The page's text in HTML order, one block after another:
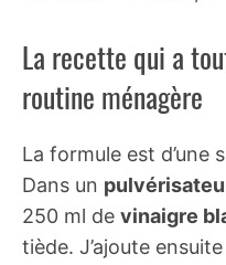
La recette qui a
routine ménagère
La formule est d’une
Dans un
250 ml de vinaigre
tiède. J’ajoute